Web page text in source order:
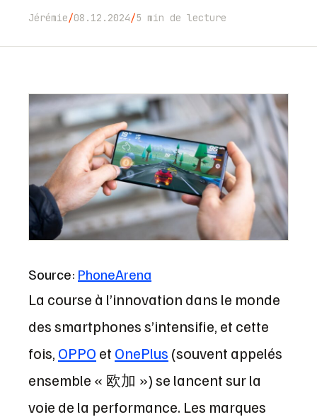
Jérémie/08.12.2024/5 min de lecture
Source: PhoneArena
La course à l’innovation dans le monde
des smartphones s’intensifie, et cette
fois, OPPO et OnePlus (souvent appelés
ensemble « 欧加 ») se lancent sur la
voie de la performance. Les marques